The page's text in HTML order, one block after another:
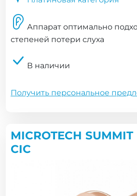
Аппарат оптимально
степеней потери слуха
В наличии
Получить персональное
MICROTECH
CIC